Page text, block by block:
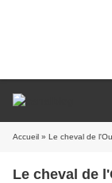
Accueil » Le cheval de
Le cheval de